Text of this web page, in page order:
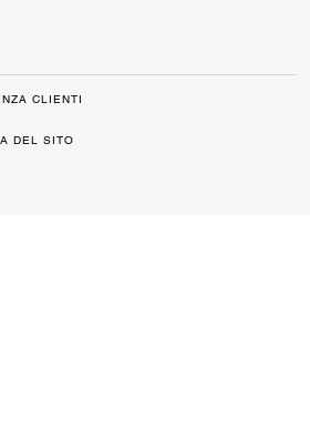
CLIENTI
DEL SITO